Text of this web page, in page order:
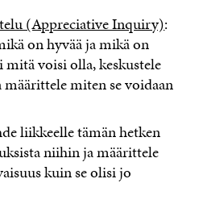
(Appreciative Inquiry):
on hyvää ja mikä on
voisi olla, keskustele
miten se voidaan
liikkeelle tämän hetken
niihin ja määrittele
kuin se olisi jo